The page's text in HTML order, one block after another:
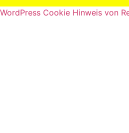
WordPress Cookie Hinweis von